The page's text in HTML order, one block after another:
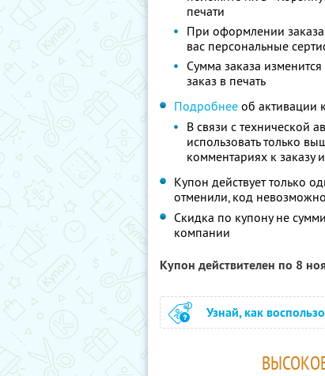
печати
При оформлении заказа
вас персональные
Сумма заказа
заказ в печать
Подробнее об активации
В связи с технической
использовать только
комментариях к заказу
Купон действует только
отменили, код
Скидка по купону не
компании
Купон действителен по 8
Узнай, как